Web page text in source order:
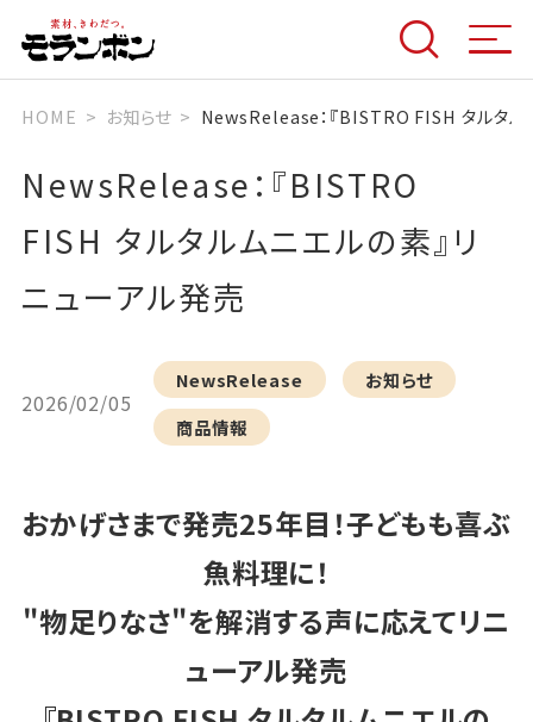
HOME お知らせ NewsRelease：『BISTRO FISH タルタル
NewsRelease：『BISTRO
FISH タルタルムニエルの素』リ
ニューアル発売
2026/02/05
NewsRelease
お知らせ
商品情報
おかげさまで発売25年目！子どもも喜ぶ
魚料理に！
"物足りなさ"を解消する声に応えてリニ
ューアル発売